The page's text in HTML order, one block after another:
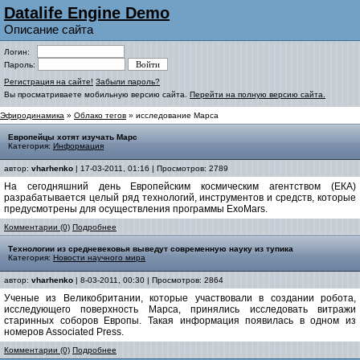
Datalife Engine Demo
Описание сайта
Логин:
Пароль:
Регистрация на сайте! Забыли пароль?
Вы просматриваете мобильную версию сайта. Перейти на полную версию сайта.
Эфиродинамика » Облако тегов » исследование Марса
Европейцы хотят изучать Марс
Категория: Информация
автор: vharhenko | 17-03-2011, 01:16 | Просмотров: 2789
На сегодняшний день Европейским космическим агентством (ЕКА)
разрабатывается целый ряд технологий, инструментов и средств, которые
предусмотрены для осуществления программы ExoMars.
Комментарии (0) Подробнее
Технологии из средневековья выведут современную науку из тупика
Категория: Новости научного мира
автор: vharhenko | 8-03-2011, 00:30 | Просмотров: 2864
Ученые из Великобритании, которые участвовали в создании робота,
исследующего поверхность Марса, принялись исследовать витражи
старинных соборов Европы. Такая информация появилась в одном из
номеров Associated Press.
Комментарии (0) Подробнее